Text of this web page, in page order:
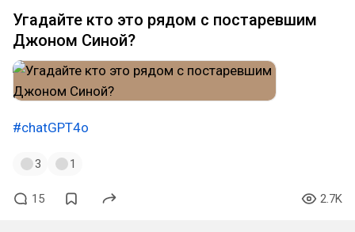
Угадайте кто это рядом с постаревшим
Джоном Синой?
#chatGPT4o
3 1
15 2.7K